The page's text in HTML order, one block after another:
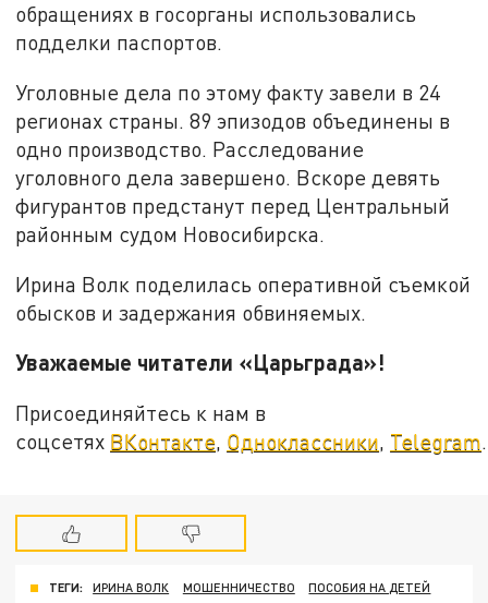
обращениях в госорганы использовались
подделки паспортов.
Уголовные дела по этому факту завели в 24
регионах страны. 89 эпизодов объединены в
одно производство. Расследование
уголовного дела завершено. Вскоре девять
фигурантов предстанут перед Центральный
районным судом Новосибирска.
Ирина Волк поделилась оперативной съемкой
обысков и задержания обвиняемых.
Уважаемые читатели «Царьграда»!
Присоединяйтесь к нам в
соцсетях ВКонтакте, Одноклассники, Telegram.
ТЕГИ: ИРИНА ВОЛК МОШЕННИЧЕСТВО ПОСОБИЯ НА ДЕТЕЙ